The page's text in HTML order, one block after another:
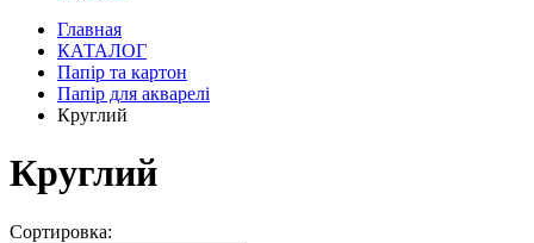
Главная
КАТАЛОГ
Папір та картон
Папір для акварелі
Круглий
Круглий
Сортировка: